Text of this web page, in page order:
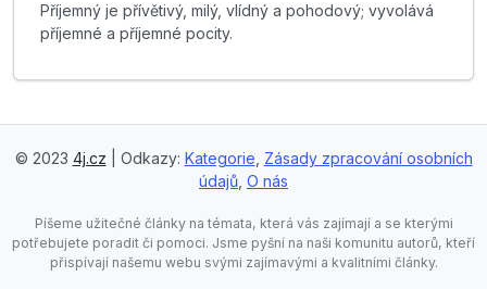
Příjemný je přívětivý, milý, vlídný a pohodový; vyvolává
příjemné a příjemné pocity.
© 2023 4j.cz | Odkazy: Kategorie Zásady zpracování osobních
údajů O nás
Píšeme užitečné články na témata, která vás zajímají a se kterými
potřebujete poradit či pomoci. Jsme pyšní na naši komunitu autorů, kteří
přispívají našemu webu svými zajímavými a kvalitními články.